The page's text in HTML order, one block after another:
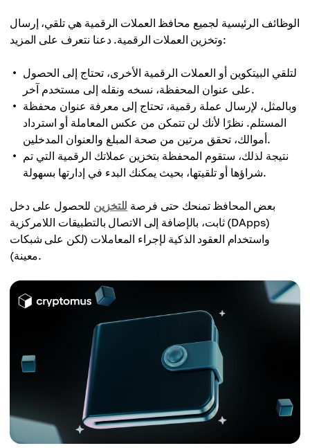
الوظائف الرئيسية لجميع محافظ العملات الرقمية هي تلقي، إرسال
وتخزين العملات الرقمية. دعنا نتعرف على المزيد:
لتلقي البيتكوين أو العملات الرقمية الأخرى، تحتاج إلى الحصول
على عنوان المحفظة، نسخه ونقله إلى مستخدم آخر.
وبالمثل، لإرسال عملة رقمية، تحتاج إلى معرفة عنوان محفظة
المستلم. نظرًا لأنك لن تتمكن من عكس المعاملة أو استرداد
أموالك، تحقق مرتين من صحة المبلغ والعنوان المدخلين.
نتيجة لذلك، ستقوم المحفظة بتخزين عملاتك الرقمية التي تم
شراؤها أو تلقيتها، بحيث يمكنك البدء في إدارتها بسهولة.
بعض المحافظ تمنحك حتى فرصة للتخزين للحصول على دخل
ثابت، بالإضافة إلى الاتصال بالتطبيقات اللامركزية (DApps)
واستخدام العقود الذكية لإجراء المعاملات (لكن على شبكات
معينة).